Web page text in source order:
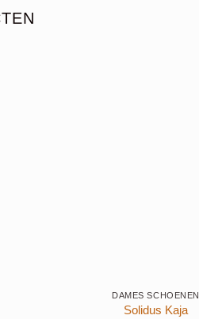
DAMES SCHOENEN
Solidus Kaja